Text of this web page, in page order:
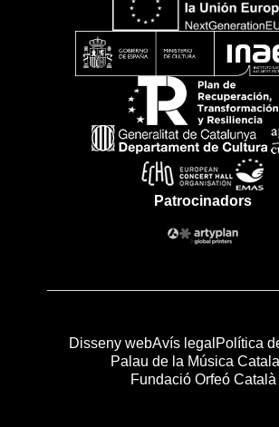
Patrocinadors
Disseny webAvís legal Política
Palau de la Música
Fundació Orfeó Català